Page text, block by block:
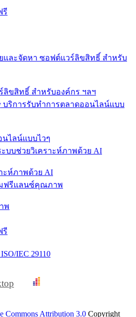
ลิขสิทธิ์ สำหรับองค์กร ฯลฯ
ไลน์แบบไวๆ
ะห์ภาพด้วย AI
พ
Commons Attribution 3.0 Copyright